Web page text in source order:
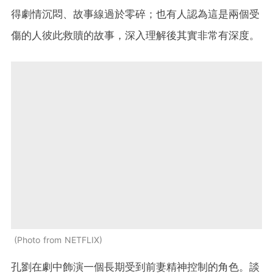
得劇情沉悶、故事線過於零碎；也有人認為這是兩個受
傷的人彼此救贖的故事，深入理解後其實非常有深度。
Photo from NETFLIX
孔劉在劇中飾演一個長期受到前妻精神控制的角色。談